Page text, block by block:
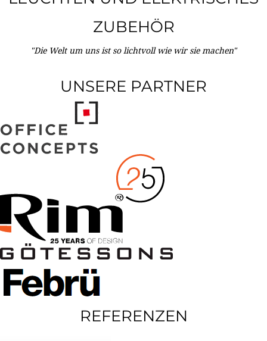
ZUBEHÖR
"Die Welt um uns ist so lichtvoll wie wir sie machen"
UNSERE PARTNER
REFERENZEN